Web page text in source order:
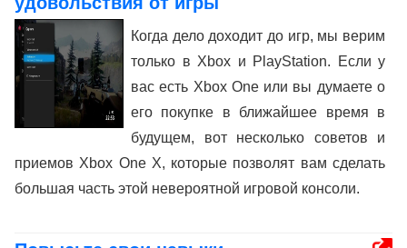
Когда дело доходит до игр, мы верим
только в Xbox и PlayStation. Если у
вас есть Xbox One или вы думаете о
его покупке в ближайшее время в
будущем, вот несколько советов и
приемов Xbox One X, которые позволят вам сделать
большая часть этой невероятной игровой консоли.